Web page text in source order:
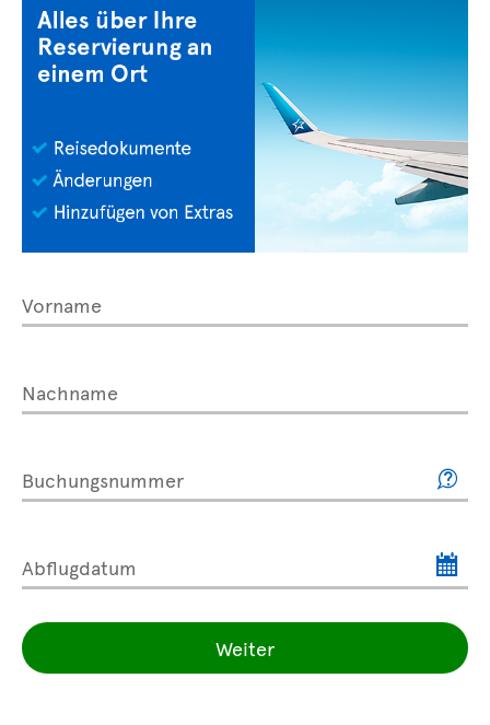
Vorname
Nachname
Buchungsnummer
Abflugdatum
Weiter